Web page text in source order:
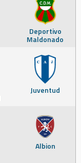
Deportivo
Maldonado
Juventud
Albion